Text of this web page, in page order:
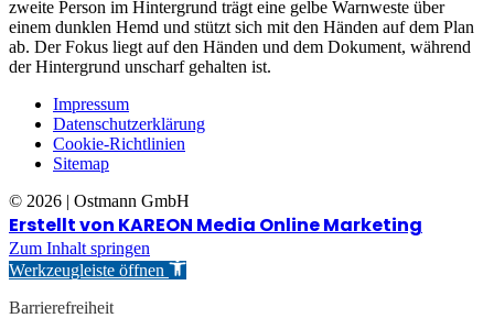
Impressum
Datenschutzerklärung
Cookie-Richtlinien
Sitemap
© 2026 | Ostmann GmbH
Erstellt von KAREON Media Online Marketing
Zum Inhalt springen
Werkzeugleiste öffnen
Barrierefreiheit